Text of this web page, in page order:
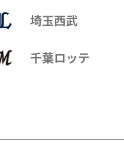
埼玉西武
千葉ロッテ